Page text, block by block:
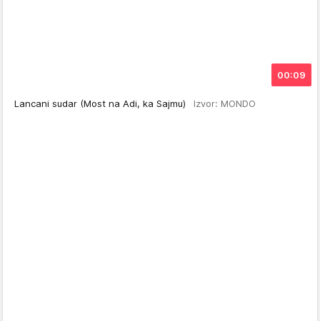
00:09
Lancani sudar (Most na Adi, ka Sajmu) Izvor: MONDO